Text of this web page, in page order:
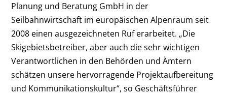
Planung und Beratung GmbH in der
Seilbahnwirtschaft im europäischen Alpenraum seit
2008 einen ausgezeichneten Ruf erarbeitet. „Die
Skigebietsbetreiber, aber auch die sehr wichtigen
Verantwortlichen in den Behörden und Ämtern
schätzen unsere hervorragende Projektaufbereitung
und Kommunikationskultur“, so Geschäftsführer